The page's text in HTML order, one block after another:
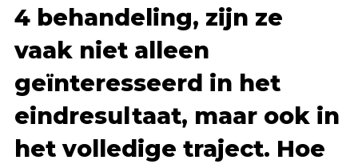
4 behandeling, zijn ze
vaak niet alleen
geïnteresseerd in het
eindresultaat, maar ook in
het volledige traject. Hoe